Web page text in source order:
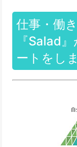
仕事・働
『Salad
ートをし